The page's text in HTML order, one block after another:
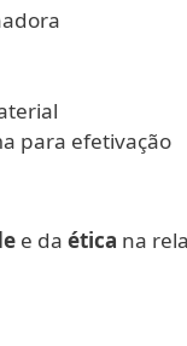
para efetivação
e da ética na